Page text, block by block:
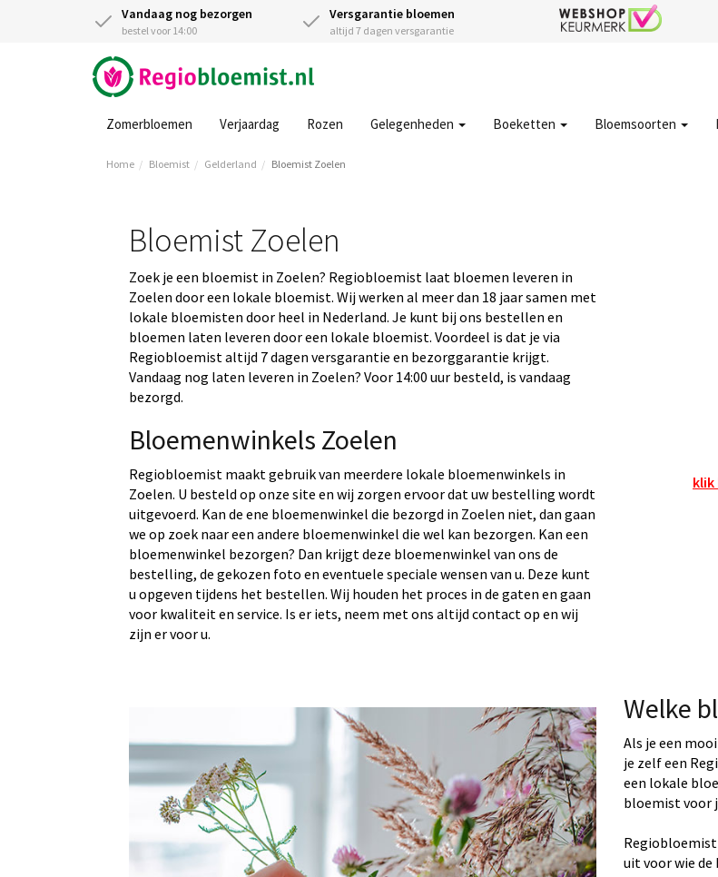
Vandaag nog bezorgen
bestel voor 14:00
Versgarantie bloemen
altijd 7 dagen versgarantie
Zomerbloemen Verjaardag Rozen Gelegenheden Boeketten Bloemsoorten
Home Bloemist Gelderland Bloemist Zoelen
Bloemist Zoelen
Zoek je een bloemist in Zoelen? Regiobloemist laat bloemen leveren in
Zoelen door een lokale bloemist. Wij werken al meer dan 18 jaar samen met
lokale bloemisten door heel in Nederland. Je kunt bij ons bestellen en
bloemen laten leveren door een lokale bloemist. Voordeel is dat je via
Regiobloemist altijd 7 dagen versgarantie en bezorggarantie krijgt.
Vandaag nog laten leveren in Zoelen? Voor 14:00 uur besteld, is vandaag
bezorgd.
Bloemenwinkels Zoelen
Regiobloemist maakt gebruik van meerdere lokale bloemenwinkels in
Zoelen. U besteld op onze site en wij zorgen ervoor dat uw bestelling wordt
uitgevoerd. Kan de ene bloemenwinkel die bezorgd in Zoelen niet, dan gaan
we op zoek naar een andere bloemenwinkel die wel kan bezorgen. Kan een
bloemenwinkel bezorgen? Dan krijgt deze bloemenwinkel van ons de
bestelling, de gekozen foto en eventuele speciale wensen van u. Deze kunt
u opgeven tijdens het bestellen. Wij houden het proces in de gaten en gaan
voor kwaliteit en service. Is er iets, neem met ons altijd contact op en wij
zijn er voor u.
klik
Welke
Als je een
je zelf een
een lokale
bloemist voor
uit voor wie